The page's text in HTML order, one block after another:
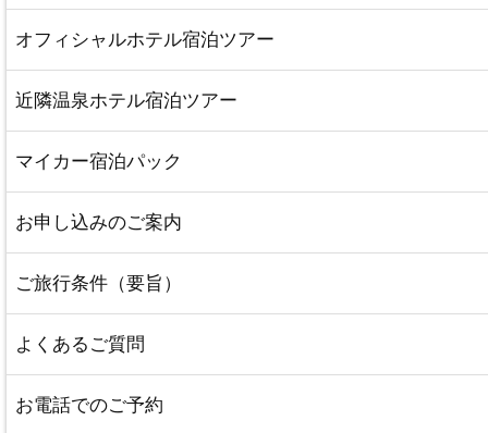
オフィシャルホテル宿泊ツアー
近隣温泉ホテル宿泊ツアー
マイカー宿泊パック
お申し込みのご案内
ご旅行条件（要旨）
よくあるご質問
お電話でのご予約